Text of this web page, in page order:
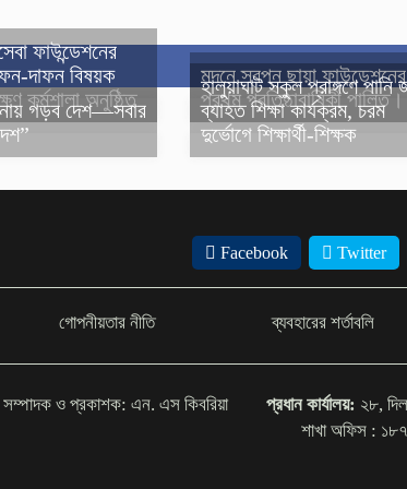
ফাউন্ডেশনের
দাফন বিষয়ক
কর্মশালা অনুষ্ঠিত
মদনে স্বপ্ন ছায়া ফাউন্ডেশনের
প্রথম প্রতিষ্ঠাবার্ষিকী পালিত।
গড়ব দেশ—সবার
হালুয়াঘাট স্কুল প্রাঙ্গণে পানি
ব্যাহত শিক্ষা কার্যক্রম, চরম
দুর্ভোগে শিক্ষার্থী-শিক্ষক
Facebook Twitter
গোপনীয়তার নীতি ব্যবহারের শর্তাবলি
সম্পাদক ও প্রকাশক: এন. এস কিবরিয়া প্রধান কার্যালয়: ২৮,
শাখা অফিস :